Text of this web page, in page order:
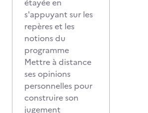
étayée en
s'appuyant sur les
repères et les
notions du
programme
Mettre à distance
ses opinions
personnelles pour
construire son
jugement